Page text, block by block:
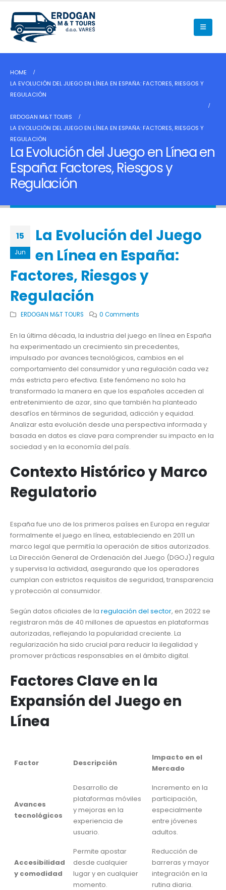
HOME
LA EVOLUCIÓN DEL JUEGO EN LÍNEA EN ESPAÑA: FACTORES, RIESGOS Y
REGULACIÓN
ERDOGAN M&T TOURS
LA EVOLUCIÓN DEL JUEGO EN LÍNEA EN ESPAÑA: FACTORES, RIESGOS Y
REGULACIÓN
La Evolución del Juego en Línea en
España: Factores, Riesgos y
Regulación
15
Jun
La Evolución del Juego
en Línea en España:
Factores, Riesgos y
Regulación
ERDOGAN M&T TOURS 0 Comments
En la última década, la industria del juego en línea en España
ha experimentado un crecimiento sin precedentes,
impulsado por avances tecnológicos, cambios en el
comportamiento del consumidor y una regulación cada vez
más estricta pero efectiva. Este fenómeno no solo ha
transformado la manera en que los españoles acceden al
entretenimiento de azar, sino que también ha planteado
desafíos en términos de seguridad, adicción y equidad.
Analizar esta evolución desde una perspectiva informada y
basada en datos es clave para comprender su impacto en la
sociedad y en la economía del país.
Contexto Histórico y Marco
Regulatorio
España fue uno de los primeros países en Europa en regular
formalmente el juego en línea, estableciendo en 2011 un
marco legal que permitía la operación de sitios autorizados.
La Dirección General de Ordenación del Juego (DGOJ) regula
y supervisa la actividad, asegurando que los operadores
cumplan con estrictos requisitos de seguridad, transparencia
y protección al consumidor.
Según datos oficiales de la regulación del sector, en 2022 se
registraron más de 40 millones de apuestas en plataformas
autorizadas, reflejando la popularidad creciente. La
regularización ha sido crucial para reducir la ilegalidad y
promover prácticas responsables en el ámbito digital.
Factores Clave en la
Expansión del Juego en
Línea
Factor Descripción
Impacto en el
Mercado
Avances
tecnológicos
Desarrollo de
plataformas móviles
y mejoras en la
experiencia de
usuario.
Incremento en la
participación,
especialmente
entre jóvenes
adultos.
Accesibilidad
y comodidad
Permite apostar
desde cualquier
lugar y en cualquier
momento.
Reducción de
barreras y mayor
integración en la
rutina diaria.